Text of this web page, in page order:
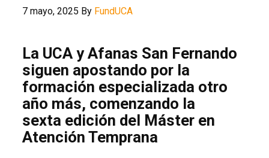
7 mayo, 2025 By FundUCA
La UCA y Afanas San Fernando
siguen apostando por la
formación especializada otro
año más, comenzando la
sexta edición del Máster en
Atención Temprana